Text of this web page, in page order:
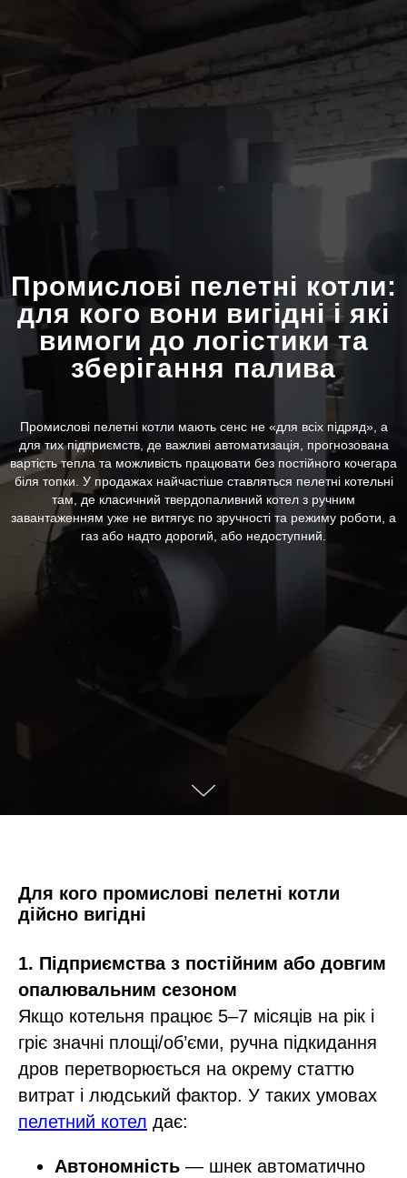
Промислові пелетні котли:
для кого вони вигідні і які
вимоги до логістики та
зберігання палива
Промислові пелетні котли мають сенс не «для всіх підряд», а
для тих підприємств, де важливі автоматизація, прогнозована
вартість тепла та можливість працювати без постійного кочегара
біля топки. У продажах найчастіше ставляться пелетні котельні
там, де класичний твердопаливний котел з ручним
завантаженням уже не витягує по зручності та режиму роботи, а
газ або надто дорогий, або недоступний.
Для кого промислові пелетні котли
дійсно вигідні
1. Підприємства з постійним або довгим
опалювальним сезоном
Якщо котельня працює 5–7 місяців на рік і
гріє значні площі/об’єми, ручна підкидання
дров перетворюється на окрему статтю
витрат і людський фактор. У таких умовах
пелетний котел дає:​
Автономність — шнек автоматично